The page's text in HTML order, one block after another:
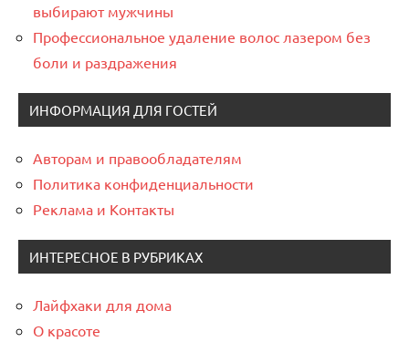
выбирают мужчины
Профессиональное удаление волос лазером без
боли и раздражения
ИНФОРМАЦИЯ ДЛЯ ГОСТЕЙ
Авторам и правообладателям
Политика конфиденциальности
Реклама и Контакты
ИНТЕРЕСНОЕ В РУБРИКАХ
Лайфхаки для дома
О красоте